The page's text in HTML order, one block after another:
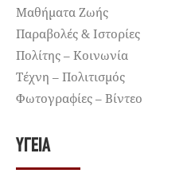
Μαθήματα Ζωής
Παραβολές & Ιστορίες
Πολίτης – Κοινωνία
Τέχνη – Πολιτισμός
Φωτογραφίες – Βίντεο
ΥΓΕΊΑ